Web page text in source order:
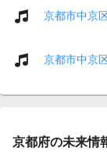
京都市中京
京都市中京
京都府の未来情